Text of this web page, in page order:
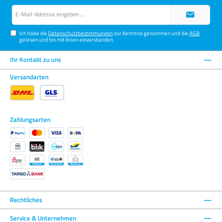
Ich habe die Datenschutzbestimmungenzur Kenntnis genommen und dieAGB
gelesen und bin mit ihnen einverstanden.
Ihr Kontakt zu uns
Versandarten
Zahlungsarten
Rechtliches
Service & Unternehmen